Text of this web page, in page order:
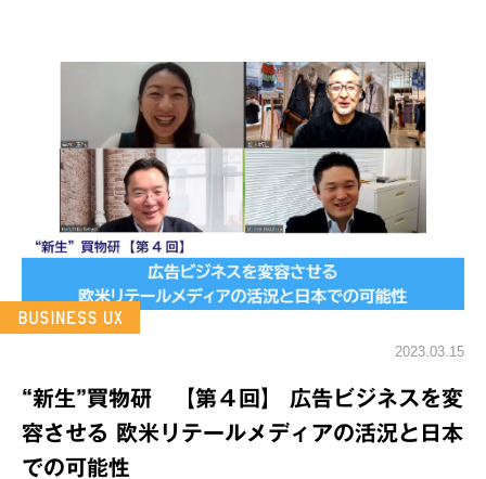
2023.03.15
“新生”買物研 【第４回】 広告ビジネスを変
容させる 欧米リテールメディアの活況と日本
での可能性